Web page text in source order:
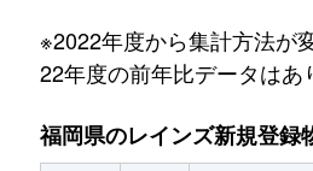
※2022年度から集計方法が
22年度の前年比データはあ
福岡県のレインズ新規登録